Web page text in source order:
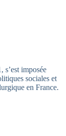
s’est imposée
sociales et
en France.